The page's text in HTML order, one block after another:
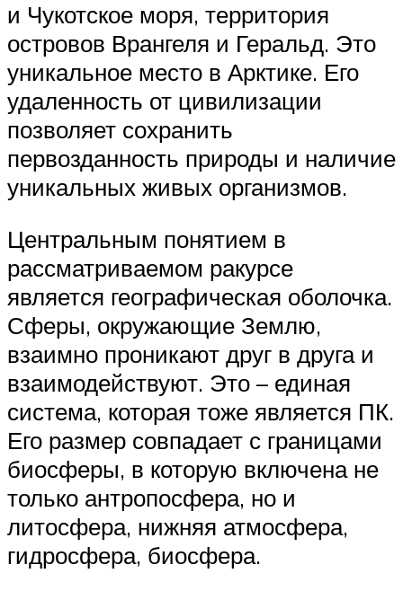
и Чукотское моря, территория
островов Врангеля и Геральд. Это
уникальное место в Арктике. Его
удаленность от цивилизации
позволяет сохранить
первозданность природы и наличие
уникальных живых организмов.
Центральным понятием в
рассматриваемом ракурсе
является географическая оболочка.
Сферы, окружающие Землю,
взаимно проникают друг в друга и
взаимодействуют. Это – единая
система, которая тоже является ПК.
Его размер совпадает с границами
биосферы, в которую включена не
только антропосфера, но и
литосфера, нижняя атмосфера,
гидросфера, биосфера.